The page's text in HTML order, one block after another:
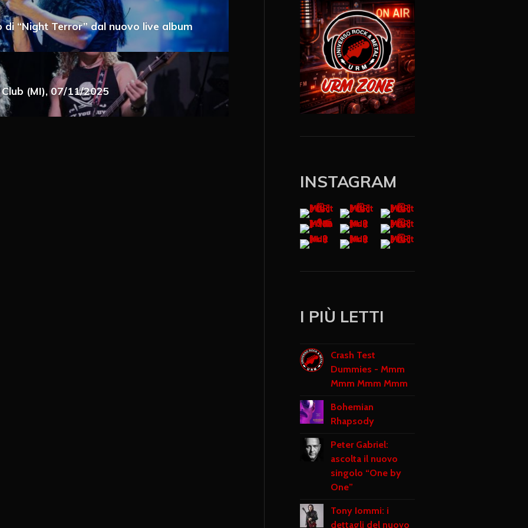
mail
“Night Terror” dal nuovo live album
(MI), 07/11/2025
INSTAGRAM
I PIÙ LETTI
Crash Test
Dummies - Mmm
Mmm Mmm Mmm
Bohemian
Rhapsody
Peter Gabriel:
ascolta il nuovo
singolo “One by
One”
Tony Iommi: i
dettagli del nuovo